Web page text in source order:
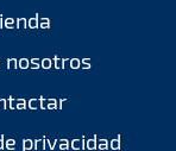
nosotros
privacidad